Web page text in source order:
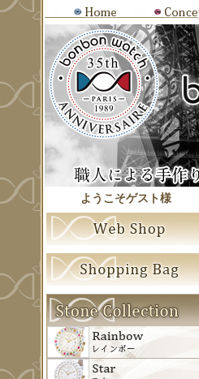
ようこそゲスト様